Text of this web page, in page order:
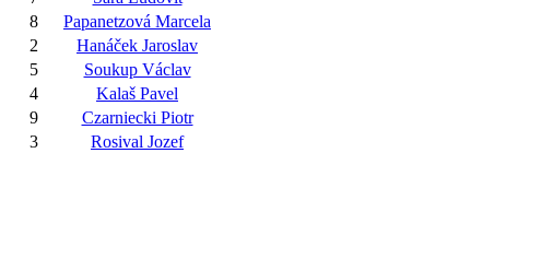
8
Papanetzová Marcela
2
Hanáček Jaroslav
5
Soukup Václav
4
Kalaš Pavel
9
Czarniecki Piotr
3
Rosival Jozef